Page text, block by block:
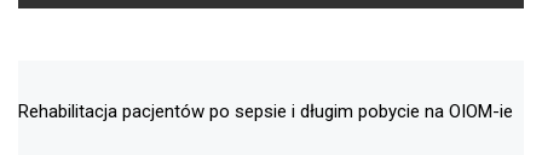
Rehabilitacja pacjentów po sepsie i długim pobycie na OIOM-ie